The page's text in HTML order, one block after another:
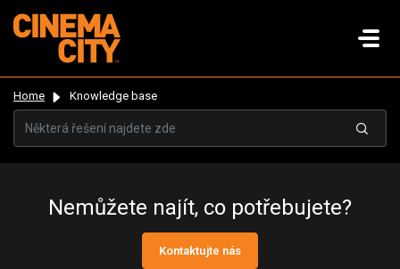
Home Knowledge base
Nemůžete najít, co potřebujete?
Kontaktujte nás